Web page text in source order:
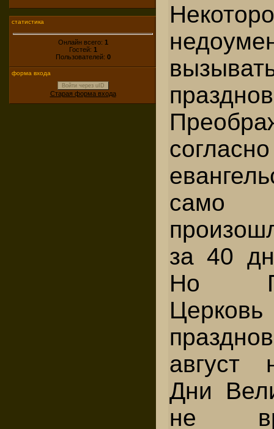
статистика
Онлайн всего: 1
Гостей: 1
Пользователей: 0
форма входа
Войти через uID
Старая форма входа
согласно
само
за 40
Но
август
Дни
не